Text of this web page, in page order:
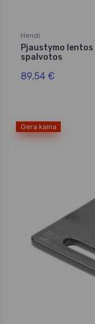
Hendi
Pjaustymo lentos
spalvotos
89,54 €
Gera kaina